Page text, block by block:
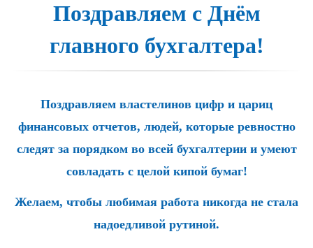
Поз­драв­ля­ем с Днём
глав­но­го бух­галте­ра!
Поздравляем властелинов цифр и цариц
финансовых отчетов, людей, которые ревностно
следят за порядком во всей бухгалтерии и умеют
совладать с целой кипой бумаг!
Желаем, чтобы любимая работа никогда не стала
надоедливой рутиной.